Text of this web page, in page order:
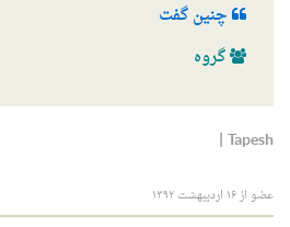
چنین گفت
گروه
Tapesh
|
عضو از ۱۶ اردیبهشت ۱۳۹۲